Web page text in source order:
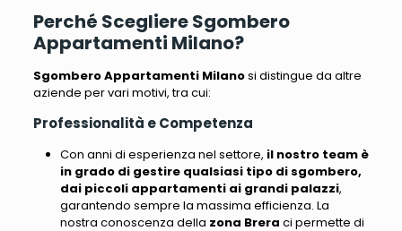
Perché Scegliere Sgombero
Appartamenti Milano?
Sgombero Appartamenti Milanosi distingue da altre
aziende per vari motivi, tra cui:
Professionalità e Competenza
Con anni di esperienza nel settore, il nostro team è
in grado di gestire qualsiasi tipo di sgombero,
dai piccoli appartamenti ai grandi palazzi,
garantendo sempre la massima efficienza. La
nostra conoscenza della zona Brera ci permette di